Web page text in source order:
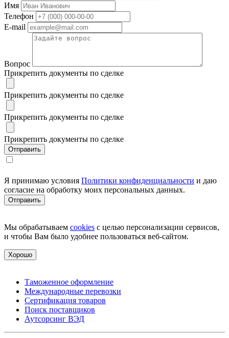
Имя
Телефон
E-mail
Вопрос
Прикрепить документы по сделке
Прикрепить документы по сделке
Прикрепить документы по сделке
Прикрепить документы по сделке
Я принимаю условия Политики конфиденциальности и даю
согласие на обработку моих персональных данных.
Мы обрабатываем cookies с целью персонализации сервисов,
и чтобы Вам было удобнее пользоваться веб-сайтом.
Хорошо
Таможенное оформление
Международные перевозки
Сертификация товаров
Поиск поставщиков
Аутсорсинг ВЭД